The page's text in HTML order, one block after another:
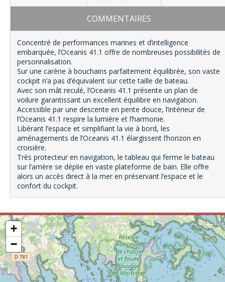
COMMENTAIRES
Concentré de performances marines et d’intelligence
embarquée, l’Oceanis 41.1 offre de nombreuses possibilités de
personnalisation.
Sur une carène à bouchains parfaitement équilibrée, son vaste
cockpit n’a pas d’équivalent sur cette taille de bateau.
Avec son mât reculé, l’Oceanis 41.1 présente un plan de
voilure garantissant un excellent équilibre en navigation.
Accessible par une descente en pente douce, l’intérieur de
l’Oceanis 41.1 respire la lumière et l’harmonie.
Libérant l’espace et simplifiant la vie à bord, les
aménagements de l’Oceanis 41.1 élargissent l’horizon en
croisière.
Très protecteur en navigation, le tableau qui ferme le bateau
sur l’arrière se déplie en vaste plateforme de bain. Elle offre
alors un accès direct à la mer en préservant l’espace et le
confort du cockpit.
+
−